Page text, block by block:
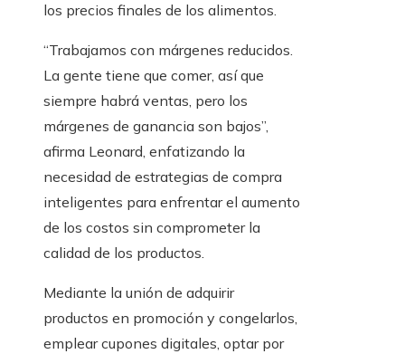
los precios finales de los alimentos.
“Trabajamos con márgenes reducidos.
La gente tiene que comer, así que
siempre habrá ventas, pero los
márgenes de ganancia son bajos”,
afirma Leonard, enfatizando la
necesidad de estrategias de compra
inteligentes para enfrentar el aumento
de los costos sin comprometer la
calidad de los productos.
Mediante la unión de adquirir
productos en promoción y congelarlos,
emplear cupones digitales, optar por